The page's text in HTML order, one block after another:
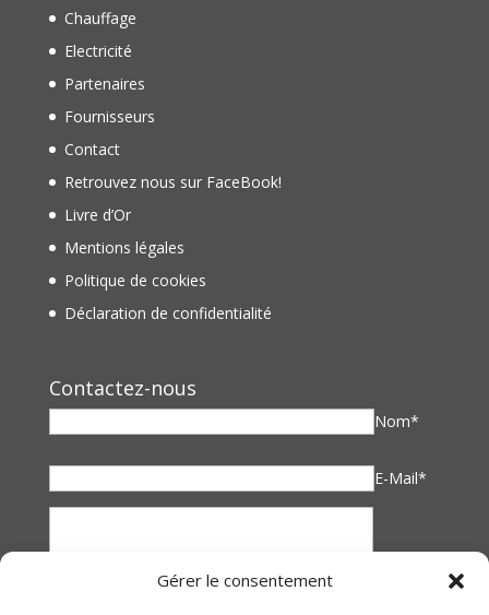
Gérer le consentement
Chauffage
Electricité
Partenaires
Fournisseurs
Contact
Retrouvez nous sur FaceBook!
Livre d’Or
Mentions légales
Politique de cookies
Déclaration de confidentialité
Contactez-nous
Nom*
E-Mail*